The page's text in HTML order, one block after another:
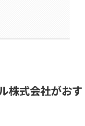
株式会社がおす